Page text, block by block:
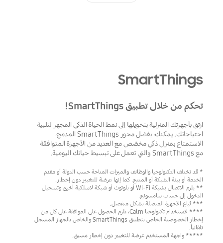
SmartThings
تحكم من خلال تطبيق SmartThings!
ارتقِ بأجهزتك المنزلية بتحويلها إلى نمط الحياة الذكي المجهز لتلبية
احتياجاتك. يمكنك، بفضل محور SmartThings المدمج،
الاستمتاع بمنزل ذكي مخصّص مع العديد من الأجهزة المتوافقة
مع SmartThings والتي تعمل على تبسيط حياتك اليومية.
* قد تختلف التكنولوجيا والوظائف والميزات المتاحة حسب الدولة أو مقدم
الخدمة أو بيئة الشبكة أو المنتج. كما إنها عرضة للتغيير دون إخطار.
** يلزم الاتصال بشبكة Wi-Fi أو بلوتوث أو شبكة لاسلكية أخرى وتسجيل
الدخول إلى حساب سامسونج.
*** تُباع الأجهزة المتصلة بشكل منفصل.
**** لاستخدام تكنولوجيا Calm، يلزم الحصول على الموافقة على كل من
إخطار الخصوصية الخاص بتطبيق SmartThings والخاص بالجهاز المسجل
تلقائياً.
***** واجهة المستخدم عرضة للتغيير دون إخطار مسبق.